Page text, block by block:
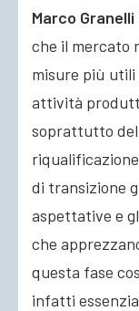
Marco Granelli
che il mercato
misure più utili
attività
soprattutto
di transizione
aspettative e
che
questa fase
infatti